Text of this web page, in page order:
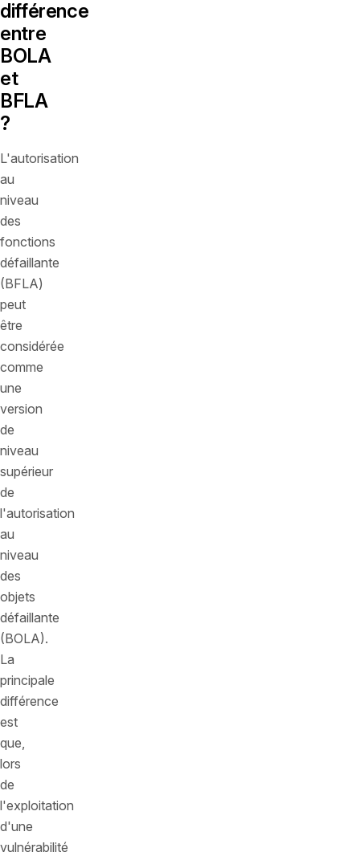
différence
entre
BOLA
et
BFLA
?
L'autorisation
au
niveau
des
fonctions
défaillante
(BFLA)
peut
être
considérée
comme
une
version
de
niveau
supérieur
de
l'autorisation
au
niveau
des
objets
défaillante
(BOLA).
La
principale
différence
est
que,
lors
de
l'exploitation
d'une
vulnérabilité